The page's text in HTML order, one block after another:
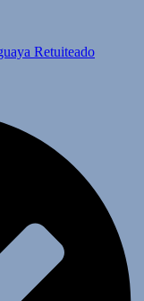
Retuiteado